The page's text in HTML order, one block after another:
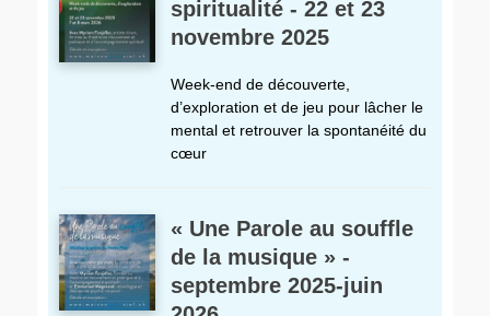
spiritualité - 22 et 23
novembre 2025
Week-end de découverte,
d’exploration et de jeu pour lâcher le
mental et retrouver la spontanéité du
cœur
« Une Parole au souffle
de la musique » -
septembre 2025-juin